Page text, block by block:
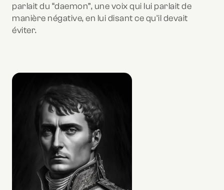
parlait du “daemon”, une voix qui lui parlait de
manière négative, en lui disant ce qu'il devait
éviter.